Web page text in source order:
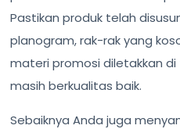
Pastikan produk telah
planogram, rak-rak yang
materi promosi diletakkan
masih berkualitas baik.
Sebaiknya Anda juga